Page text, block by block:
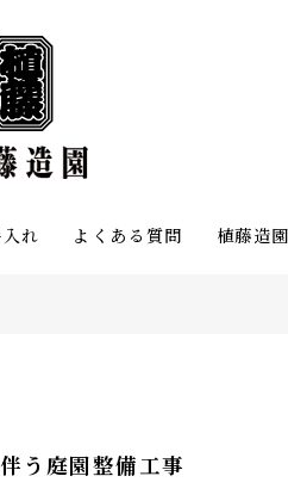
れ よくある質問 植藤造
う庭園整備工事